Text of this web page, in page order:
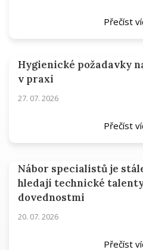
Přečíst
Hygienické požadavky
v praxi
27. 07. 2026
Přečíst
Nábor specialistů je
hledají technické
dovednostmi
20. 07. 2026
Přečíst